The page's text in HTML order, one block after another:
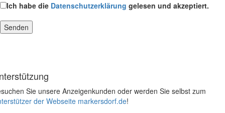
Ich habe die Datenschutzerklärung gelesen und akzeptiert.
Sie unsere Anzeigenkunden oder werden Sie selbst zum
der Webseite markersdorf.de!